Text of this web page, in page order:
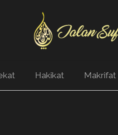
Hakikat Makrifat